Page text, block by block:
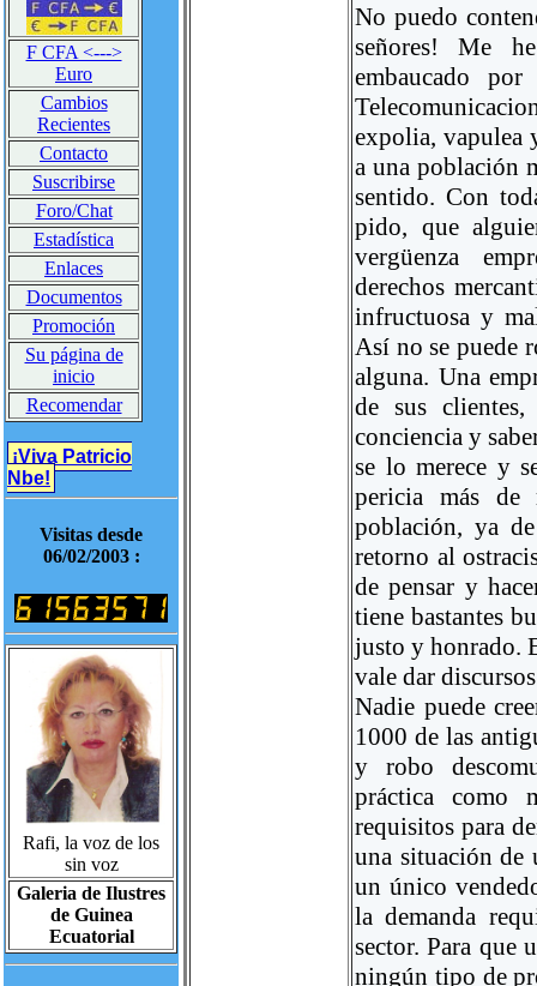
F CFA <--->
Euro
Cambios
Recientes
Contacto
Suscribirse
Foro/Chat
Estadística
Enlaces
Documentos
Promoción
Su página de
inicio
Recomendar
¡Viva Patricio
Nbe!
Visitas desde
06/02/2003 :
Rafi, la voz de los
sin voz
Galeria de Ilustres
de Guinea
Ecuatorial
No puedo
señores! Me
embaucado
expolia, vapulea
a una población
sentido. Con
pido, que
vergüenza
derechos
infructuosa y
Así no se puede
alguna. Una
de sus clientes,
conciencia y
se lo merece y
pericia más de
población, ya
retorno al
de pensar y
tiene bastantes
justo y honrado.
vale dar
Nadie puede
1000 de las
y robo
práctica como
requisitos para
una situación de
un único
la demanda
sector. Para que
ningún tipo de